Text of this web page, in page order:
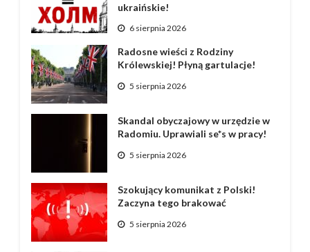
ukraińskie!
6 sierpnia 2026
Radosne wieści z Rodziny
Królewskiej! Płyną gartulacje!
5 sierpnia 2026
Skandal obyczajowy w urzędzie w
Radomiu. Uprawiali se*s w pracy!
5 sierpnia 2026
Szokujący komunikat z Polski!
Zaczyna tego brakować
5 sierpnia 2026